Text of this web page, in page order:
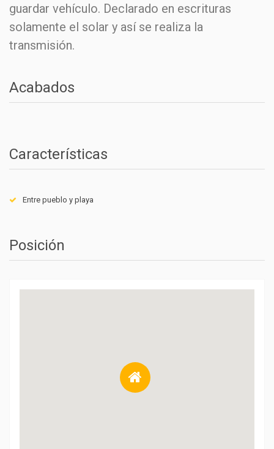
guardar vehículo. Declarado en escrituras
solamente el solar y así se realiza la
transmisión.
Acabados
Características
Entre pueblo y playa
Posición